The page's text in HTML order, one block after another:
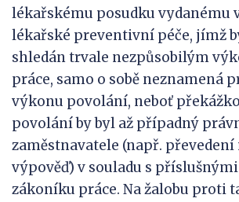
lékařskému posudku vydanému
lékařské preventivní péče, jímž
shledán trvale nezpůsobilým
práce, samo o sobě neznamená
výkonu povolání, neboť
povolání by byl až případný
zaměstnavatele (např.
výpověď) v souladu s
zákoníku práce. Na žalobu proti